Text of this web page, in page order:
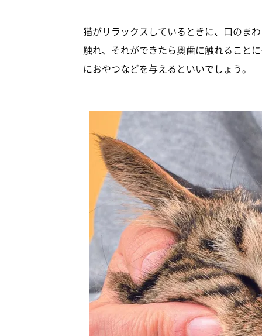
猫がリラックスしているときに、口のま
触れ、それができたら奥歯に触れること
におやつなどを与えるといいでしょう。